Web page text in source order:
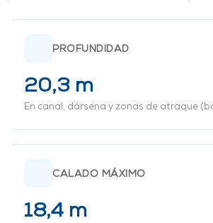
PROFUNDIDAD
20,3 m
En canal, dársena y zonas de atraque
CALADO MÁXIMO
18,4 m